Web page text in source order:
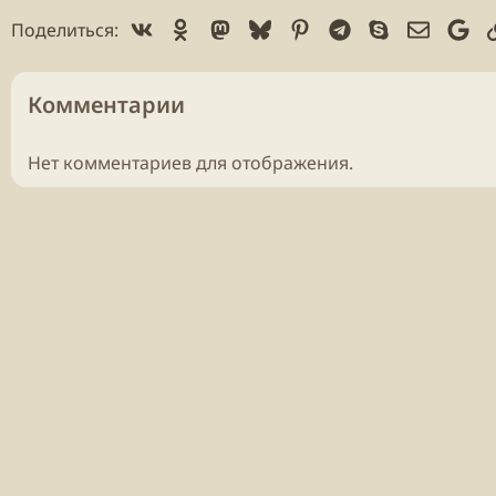
Поделиться: Vk Ok Mastodon
BlueskyPinterest
Telegram
Skype
Комментарии
Нет комментариев для отображения.